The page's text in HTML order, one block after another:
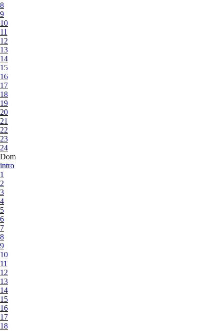
8
9
10
11
12
13
14
15
16
17
18
19
20
21
22
23
24
Dom
intro
1
2
3
4
5
6
7
8
9
10
11
12
13
14
15
16
17
18